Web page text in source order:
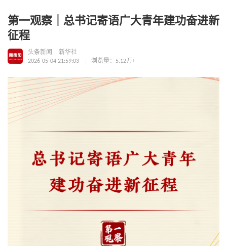
第一观察｜总书记寄语广大青年建功奋进新
征程
头条新闻
新华社
2026-05-04 21:59:03
浏览量：5.12万+